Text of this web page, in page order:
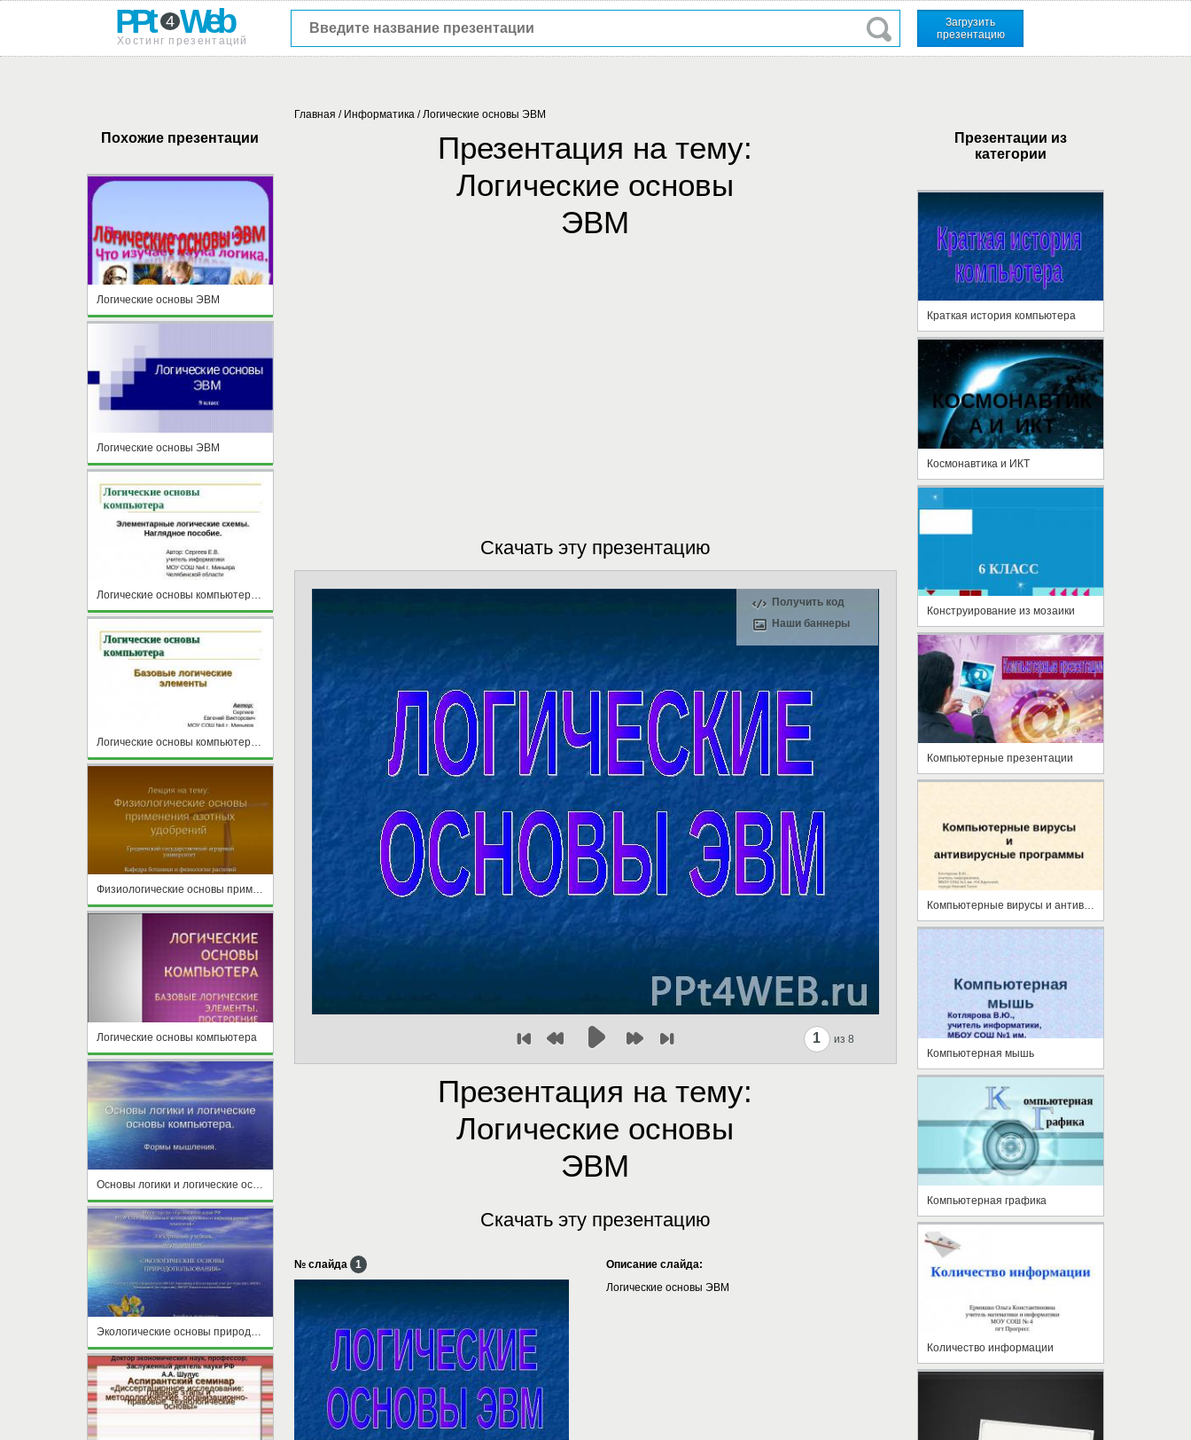
PPt 4 Web
Хостинг презентаций
Загрузить
презентацию
Похожие презентации
Логические основы ЭВМ
Логические основы ЭВМ
Логические основы компьютера Базовые логические элементы
Физиологические основы применения азотных удобрений
Логические основы компьютера
Основы логики и логические основы компьютера
Экологические основы природопользования
Главная / Информатика /Логические основы ЭВМ
Презентация на тему:
Логические основы
ЭВМ
Скачать эту презентацию
Получить код
Наши баннеры
1 из 8
Презентация на тему:
Логические основы
ЭВМ
Скачать эту презентацию
№ слайда 1
Описание слайда:
Логические основы ЭВМ
Презентации из
категории
Краткая история компьютера
Космонавтика и ИКТ
Конструирование из мозаики
Компьютерные презентации
Компьютерные вирусы и антивирусные программы
Компьютерная мышь
Компьютерная графика
Количество информации